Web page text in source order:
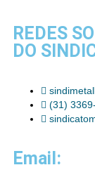
REDES
DO
(31)
Email: